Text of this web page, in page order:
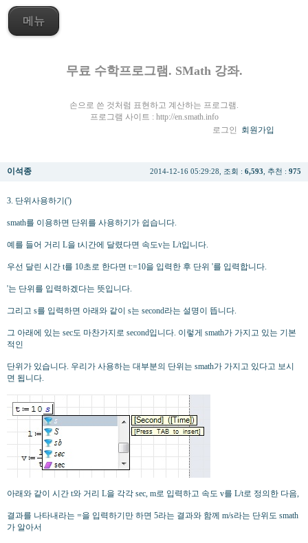
메뉴
무료 수학프로그램. SMath 강좌.
손으로 쓴 것처럼 표현하고 계산하는 프로그램.
프로그램 사이트 : http://en.smath.info
로그인
회원가입
이석종 2014-12-16 05:29:28, 조회 : 6,593 , 추천 : 975
3. 단위사용하기(')
smath를 이용하면 단위를 사용하기가 쉽습니다.
예를 들어 거리 L을 t시간에 달렸다면 속도v는 L/t입니다.
우선 달린 시간 t를 10초로 한다면 t:=10을 입력한 후 단위 '를 입력합니다.
'는 단위를 입력하겠다는 뜻입니다.
그리고 s를 입력하면 아래와 같이 s는 second라는 설명이 뜹니다.
그 아래에 있는 sec도 마찬가지로 second입니다. 이렇게 smath가 가지고 있는 기본
적인
단위가 있습니다. 우리가 사용하는 대부분의 단위는 smath가 가지고 있다고 보시
면 됩니다.
아래와 같이 시간 t와 거리 L을 각각 sec, m로 입력하고 속도 v를 L/t로 정의한 다음,
결과를 나타내라는 =을 입력하기만 하면 5라는 결과와 함께 m/s라는 단위도 smath
가 알아서